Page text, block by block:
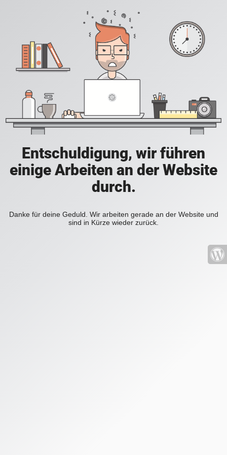
Entschuldigung, wir führen
einige Arbeiten an der Website
durch.
Danke für deine Geduld. Wir arbeiten gerade an der Website und
sind in Kürze wieder zurück.